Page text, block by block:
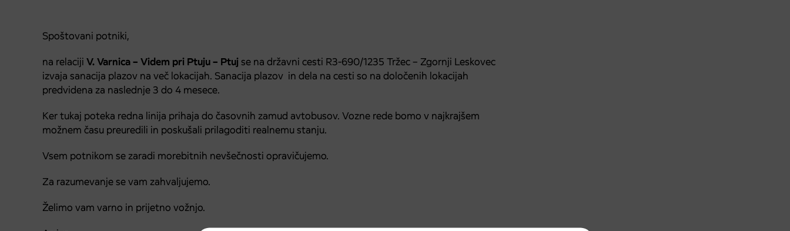
Spoštovani potniki,
na relaciji V. Varnica – Videm pri Ptuju – Ptujse na državni cesti R3-690/1235 Tržec – Zgornji Leskovec
izvaja sanacija plazov na več lokacijah. Sanacija plazov in dela na cesti so na določenih lokacijah
predvidena za naslednje 3 do 4 mesece.
Ker tukaj poteka redna linija prihaja do časovnih zamud avtobusov. Vozne rede bomo v najkrajšem
možnem času preuredili in poskušali prilagoditi realnemu stanju.
Vsem potnikom se zaradi morebitnih nevšečnosti opravičujemo.
Za razumevanje se vam zahvaljujemo.
Želimo vam varno in prijetno vožnjo.